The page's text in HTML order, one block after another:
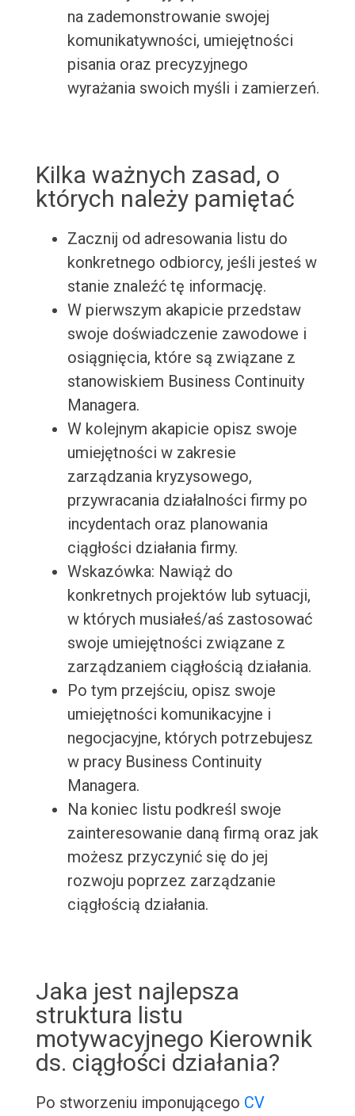
na zademonstrowanie swojej
komunikatywności, umiejętności
pisania oraz precyzyjnego
wyrażania swoich myśli i zamierzeń.
Kilka ważnych zasad, o
których należy pamiętać
Zacznij od adresowania listu do
konkretnego odbiorcy, jeśli jesteś w
stanie znaleźć tę informację.
W pierwszym akapicie przedstaw
swoje doświadczenie zawodowe i
osiągnięcia, które są związane z
stanowiskiem Business Continuity
Managera.
W kolejnym akapicie opisz swoje
umiejętności w zakresie
zarządzania kryzysowego,
przywracania działalności firmy po
incydentach oraz planowania
ciągłości działania firmy.
Wskazówka: Nawiąż do
konkretnych projektów lub sytuacji,
w których musiałeś/aś zastosować
swoje umiejętności związane z
zarządzaniem ciągłością działania.
Po tym przejściu, opisz swoje
umiejętności komunikacyjne i
negocjacyjne, których potrzebujesz
w pracy Business Continuity
Managera.
Na koniec listu podkreśl swoje
zainteresowanie daną firmą oraz jak
możesz przyczynić się do jej
rozwoju poprzez zarządzanie
ciągłością działania.
Jaka jest najlepsza
struktura listu
motywacyjnego Kierownik
ds. ciągłości działania?
Po stworzeniu imponującego CV